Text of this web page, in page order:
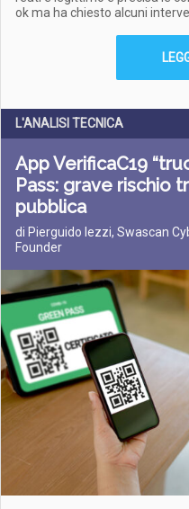
ok ma ha chiesto alcuni
L'ANALISI TECNICA
App VerificaC19
Pass: grave rischio
pubblica
di Pierguido Iezzi, Swascan
Founder